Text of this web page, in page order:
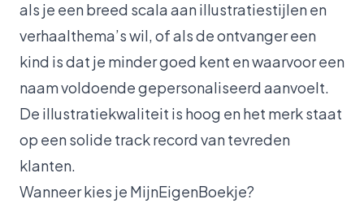
als je een breed scala aan illustratiestijlen en
verhaalthema’s wil, of als de ontvanger een
kind is dat je minder goed kent en waarvoor een
naam voldoende gepersonaliseerd aanvoelt.
De illustratiekwaliteit is hoog en het merk staat
op een solide track record van tevreden
klanten.
Wanneer kies je MijnEigenBoekje?